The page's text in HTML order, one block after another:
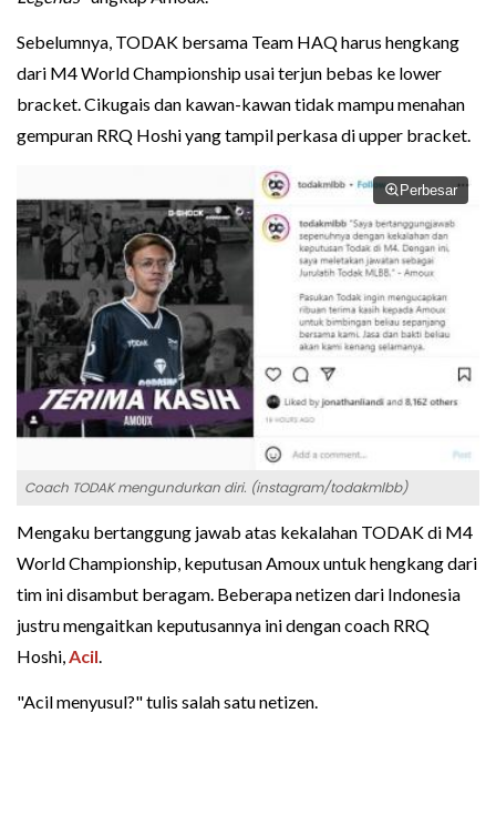
Sebelumnya, TODAK bersama Team HAQ harus hengkang
dari M4 World Championship usai terjun bebas ke lower
bracket. Cikugais dan kawan-kawan tidak mampu menahan
gempuran RRQ Hoshi yang tampil perkasa di upper bracket.
Perbesar
Coach TODAK mengundurkan diri. (instagram/todakmlbb)
Mengaku bertanggung jawab atas kekalahan TODAK di M4
World Championship, keputusan Amoux untuk hengkang dari
tim ini disambut beragam. Beberapa netizen dari Indonesia
justru mengaitkan keputusannya ini dengan coach RRQ
Hoshi, Acil
"Acil menyusul?" tulis salah satu netizen.